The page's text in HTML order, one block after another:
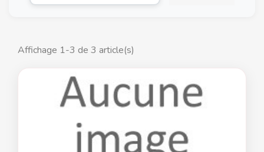
Affichage 1-3 de 3 article(s)